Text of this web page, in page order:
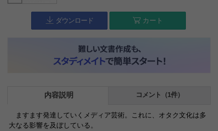
ダウンロード カート
内容説明 コメント（1件）
ますます発達していくメディア芸術。これに、オタク文化は多
大なる影響を及ぼしている。